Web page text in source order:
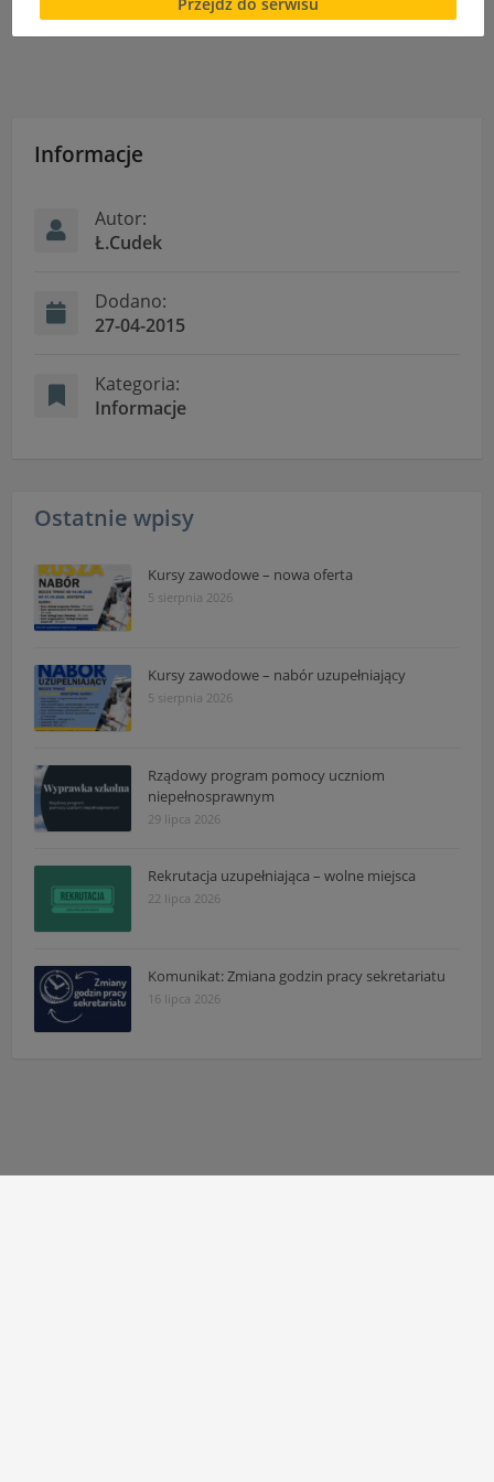
Wolontariusze ZST jak zwykle niezawodni!
Informacje
Autor:
Ł.Cudek
Dodano:
27-04-2015
Kategoria:
Informacje
Ostatnie wpisy
Kursy zawodowe – nowa oferta
5 sierpnia 2026
Kursy zawodowe – nabór uzupełniający
5 sierpnia 2026
Rządowy program pomocy uczniom
niepełnosprawnym
29 lipca 2026
Rekrutacja uzupełniająca – wolne miejsca
22 lipca 2026
Komunikat: Zmiana godzin pracy sekretariatu
16 lipca 2026
cookies lub local storage, może utrudnić lub
uniemożliwić korzystanie z Serwisu.
"Nasza szkoła" > "Bezpieczeństwo"